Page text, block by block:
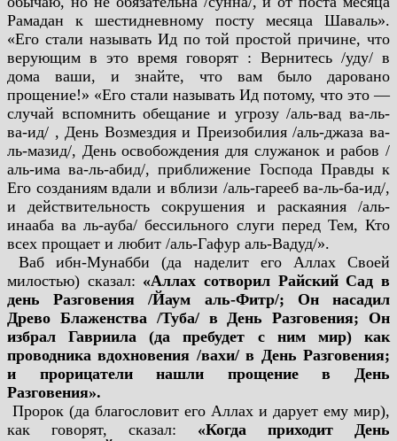
Рамадан к шестидневному посту месяца Шаваль».
«Его стали называть Ид по той простой причине, что
верующим в это время говорят : Вернитесь /уду/ в
дома ваши, и знайте, что вам было даровано
прощение!» «Его стали называть Ид потому, что это —
случай вспомнить обещание и угрозу /аль-вад ва-ль-
ва-ид/ , День Возмездия и Преизобилия /аль-джаза ва-
ль-мазид/, День освобождения для служанок и рабов /
аль-има ва-ль-абид/, приближение Господа Правды к
Его созданиям вдали и вблизи /аль-гарееб ва-ль-ба-ид/,
и действительность сокрушения и раскаяния /аль-
инааба ва ль-ауба/ бессильного слуги перед Тем, Кто
всех прощает и любит /аль-Гафур аль-Вадуд/».
Ваб ибн-Мунабби (да наделит его Аллах Своей
милостью) сказал: «Аллах сотворил Райский Сад в
день Разговения /Йаум аль-Фитр/; Он насадил
Древо Блаженства /Туба/ в День Разговения; Он
избрал Гавриила (да пребудет с ним мир) как
проводника вдохновения /вахи/ в День Разговения;
и прорицатели нашли прощение в День
Разговения».
Пророк (да благословит его Аллах и дарует ему мир),
как говорят, сказал: «Когда приходит День